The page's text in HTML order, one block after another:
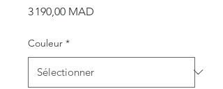
3 190,00 MAD
Couleur *